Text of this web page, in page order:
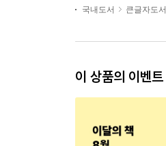
국내도서 큰글자도서
이 상품의 이벤트